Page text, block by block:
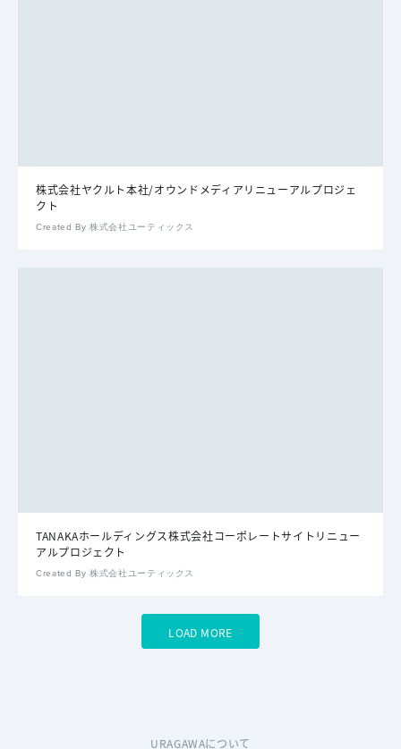
株式会社ヤクルト本社/オウンドメディアリニューアルプロジェ
クト
Created By 株式会社ユーティックス
TANAKAホールディングス株式会社コーポレートサイトリニュー
アルプロジェクト
Created By 株式会社ユーティックス
LOAD MORE
URAGAWAについて